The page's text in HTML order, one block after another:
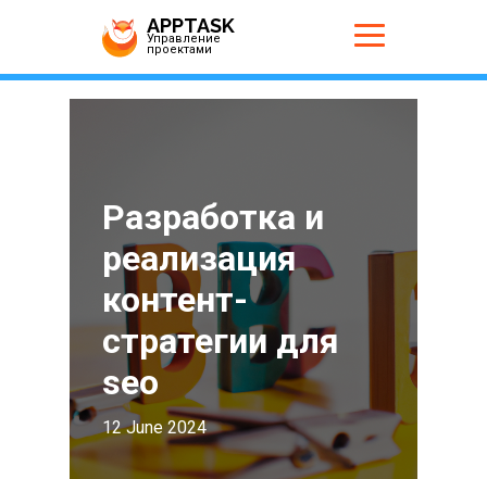
APPTASK
Управление
проектами
Разработка и
реализация
контент-
стратегии для
seo
12 June 2024